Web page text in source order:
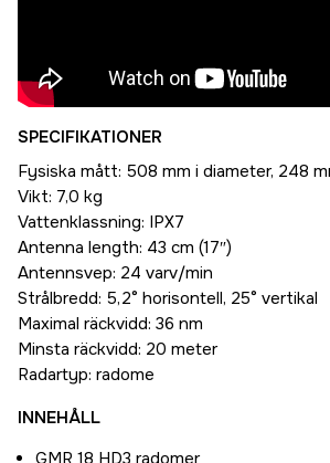
SPECIFIKATIONER
Fysiska mått: 508 mm i diameter, 248
Vikt: 7,0 kg
Vattenklassning: IPX7
Antenna length: 43 cm (17″)
Antennsvep: 24 varv/min
Strålbredd: 5,2° horisontell, 25° vertikal
Maximal räckvidd: 36 nm
Minsta räckvidd: 20 meter
Radartyp: radome
INNEHÅLL